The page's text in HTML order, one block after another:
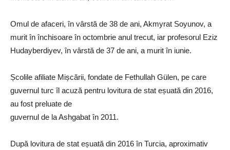
Omul de afaceri, în vârstă de 38 de ani, Akmyrat Soyunov, a
murit în închisoare în octombrie anul trecut, iar profesorul Eziz
Hudayberdiyev, în vârstă de 37 de ani, a murit în iunie.
Școlile afiliate Mișcării, fondate de Fethullah Gülen, pe care
guvernul turc îl acuză pentru lovitura de stat eșuată din 2016,
au fost preluate de
guvernul de la Ashgabat în 2011.
După lovitura de stat eșuată din 2016 în Turcia, aproximativ